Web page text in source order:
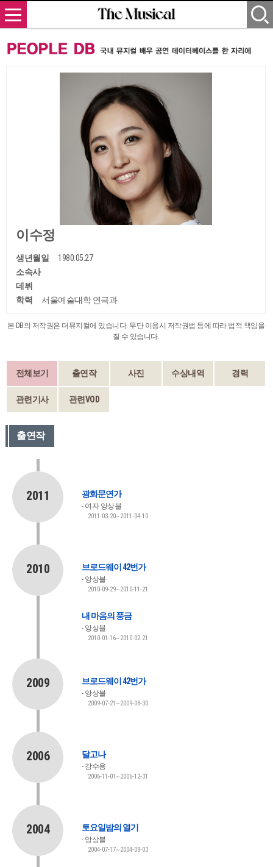
이수정
생년월일
1980.05.27
소속사
데뷔
학력
서울예술대학 연극과
본 DB의 저작권은 더뮤지컬에 있습니다. 무단 이용시 저작권법 등에 따라 법적 책임을
질 수 있습니다.
전체보기 출연작 사진 수상내역 경력
관련기사 관련VOD
출연작
2011 광화문연가
여자 앙상블
2011-03-20~2011-04-10
2010 브로드웨이 42번가
앙상블
2010-09-29~2010-11-21
내 마음의 풍금
앙상블
2010-01-16~2010-02-21
2009 브로드웨이 42번가
앙상블
2009-07-21~2009-08-30
2006 달고나
강수용
2006-11-01~2006-12-31
2004 토요일밤의 열기
앙상블
2004-07-17~2004-08-03